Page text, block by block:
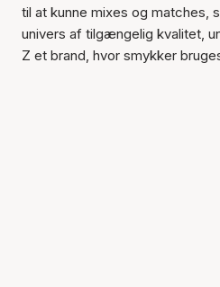
til at kunne mixes og matches,
univers af tilgængelig kvalitet,
Z et brand, hvor smykker